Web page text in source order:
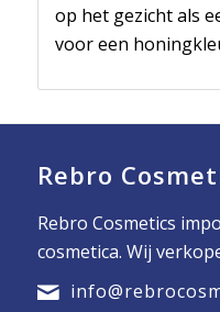
op het gezicht als
voor een
Rebro
Rebro Cosmetics
cosmetica. Wij